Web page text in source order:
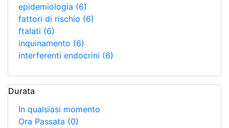
epidemiologia (6)
fattori di rischio (6)
ftalati (6)
inquinamento (6)
interferenti endocrini (6)
Durata
In qualsiasi momento
Ora Passata (0)